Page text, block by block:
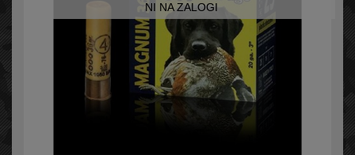
NI NA ZALOGI